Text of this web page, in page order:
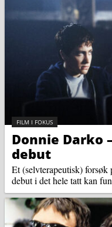
Donnie Darko
debut
KATEGORI:
FILM I FOKUS
Et (selvterapeutisk)
debut i det hele tatt kan